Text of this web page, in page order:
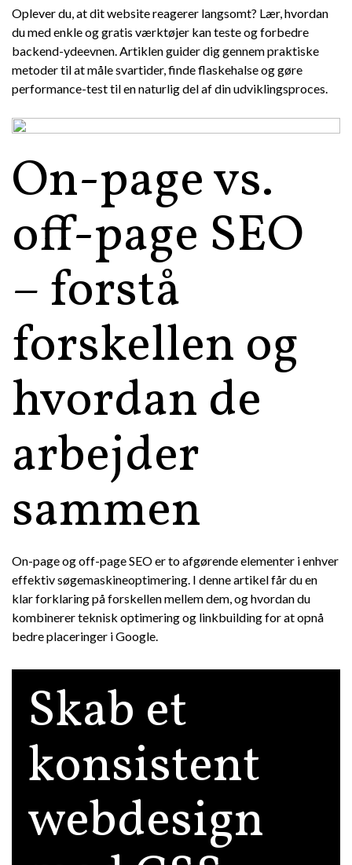
Oplever du, at dit website reagerer langsomt? Lær, hvordan
du med enkle og gratis værktøjer kan teste og forbedre
backend-ydeevnen. Artiklen guider dig gennem praktiske
metoder til at måle svartider, finde flaskehalse og gøre
performance-test til en naturlig del af din udviklingsproces.
On-page vs.
off-page SEO
– forstå
forskellen og
hvordan de
arbejder
sammen
On-page og off-page SEO er to afgørende elementer i enhver
effektiv søgemaskineoptimering. I denne artikel får du en
klar forklaring på forskellen mellem dem, og hvordan du
kombinerer teknisk optimering og linkbuilding for at opnå
bedre placeringer i Google.
Skab et
konsistent
webdesign